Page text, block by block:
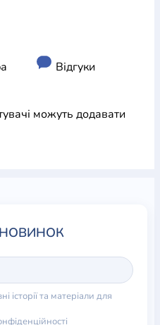
Відгуки
можуть додавати
та матеріали для